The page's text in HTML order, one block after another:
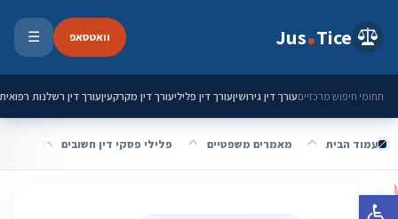
פתח סרגל נגישות
Jus Tice וואטסאפ ☰
תחומי חיפוש מרכזייםעורך דין גירושיןעורך דין פליליעורך דין מקרקעיןעורך דין רשלנות רפואית
עמוד הבית מאמרים משפטיים פלילי פסקי דין חשובים